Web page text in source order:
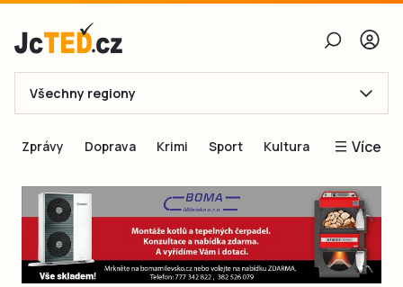
E-mail
Obnovit heslo
Přihlásit se
Všechny regiony
Zprávy Doprava Krimi Sport Kultura Více
Blogy
Inspirace
Čtenáři píší
Speciální přílohy